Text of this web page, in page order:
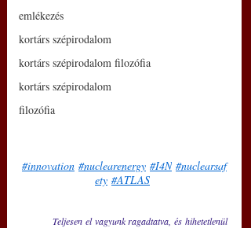
emlékezés
kortárs szépirodalom
kortárs szépirodalom filozófia
kortárs szépirodalom
filozófia
#innovation #nuclearenergy #I4N #nuclearsaf
ety #ATLAS
Teljesen el vagyunk ragadtatva, és hihetetlenül